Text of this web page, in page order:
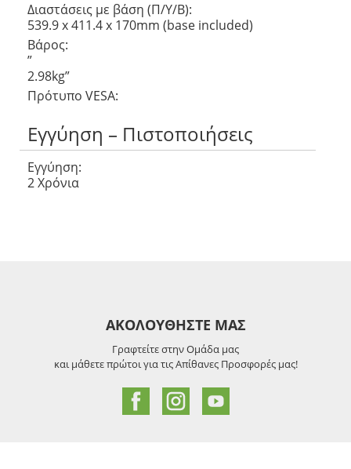
Διαστάσεις με βάση (Π/Υ/Β):
539.9 x 411.4 x 170mm (base included)
Βάρος:
”
2.98kg”
Πρότυπο VESA:
Εγγύηση – Πιστοποιήσεις
Εγγύηση:
2 Χρόνια
ΑΚΟΛΟΥΘΗΣΤΕ ΜΑΣ
Γραφτείτε στην Ομάδα μας
και μάθετε πρώτοι για τις Απίθανες Προσφορές μας!